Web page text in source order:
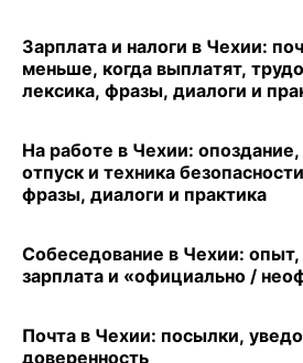
Зарплата и налоги в Чехии:
меньше, когда выплатят,
лексика, фразы, диалоги и
На работе в Чехии:
отпуск и техника
фразы, диалоги и практика
Собеседование в Чехии:
зарплата и «официально /
Почта в Чехии: посылки,
доверенность